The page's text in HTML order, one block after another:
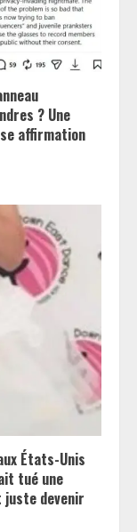
? Une
affirmation
États-Unis
tué une
devenir